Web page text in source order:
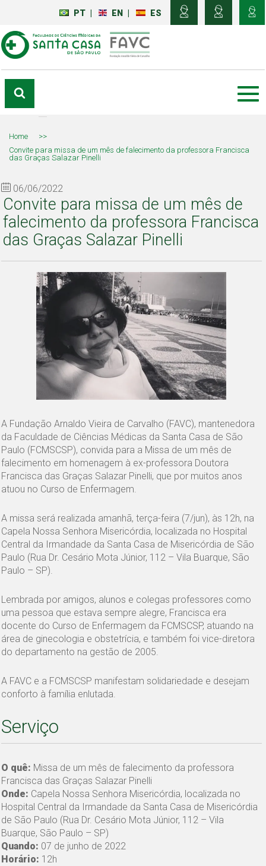
PT EN ES
Home
>>
Convite para missa de um mês de falecimento da professora Francisca
das Graças Salazar Pinelli
06/06/2022
Convite para missa de um mês de
falecimento da professora Francisca
das Graças Salazar Pinelli
A Fundação Arnaldo Vieira de Carvalho (FAVC), mantenedora
da Faculdade de Ciências Médicas da Santa Casa de São
Paulo (FCMSCSP), convida para a Missa de um mês de
falecimento em homenagem à ex-professora Doutora
Francisca das Graças Salazar Pinelli, que por muitos anos
atuou no Curso de Enfermagem.
A missa será realizada amanhã, terça-feira (7/jun), às 12h, na
Capela Nossa Senhora Misericórdia, localizada no Hospital
Central da Irmandade da Santa Casa de Misericórdia de São
Paulo (Rua Dr. Cesário Mota Júnior, 112 – Vila Buarque, São
Paulo – SP).
Lembrada por amigos, alunos e colegas professores como
uma pessoa que estava sempre alegre, Francisca era
docente do Curso de Enfermagem da FCMSCSP, atuando na
área de ginecologia e obstetrícia, e também foi vice-diretora
do departamento na gestão de 2005.
A FAVC e a FCMSCSP manifestam solidariedade e desejam
conforto à família enlutada.
Serviço
O quê: Missa de um mês de falecimento da professora
Francisca das Graças Salazar Pinelli
Onde: Capela Nossa Senhora Misericórdia, localizada no
Hospital Central da Irmandade da Santa Casa de Misericórdia
de São Paulo (Rua Dr. Cesário Mota Júnior, 112 – Vila
Buarque, São Paulo – SP)
Quando: 07 de junho de 2022
Horário: 12h